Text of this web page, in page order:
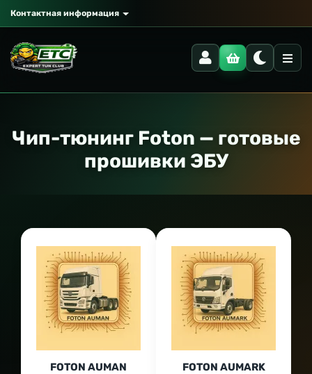
Контактная информация
Чип-тюнинг Foton — готовые
прошивки ЭБУ
FOTON AUMAN FOTON AUMARK